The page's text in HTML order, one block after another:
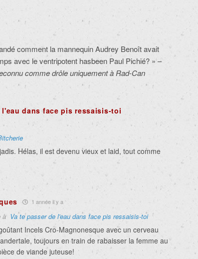
comment la mannequin Audrey Benoît avait
avec le ventripotent hasbeen Paul Pichié? » –
comme drôle uniquement à Rad-Can
l'eau dans face pis ressaisis-toi
Hélas, il est devenu vieux et laid, tout comme
1 année il y a
à Va te passer de l'eau dans face pis ressaisis-toi
Incels Cro-Magnonesque avec un cerveau
toujours en train de rabaisser la femme au
de viande juteuse!